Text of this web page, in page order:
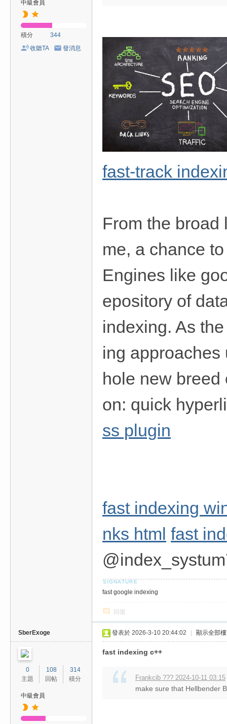
中級會員
積分
344
收聽TA
發消息
fast-track
From the broad
me, a chance
Engines like
epository of
indexing. As
ing approaches
hole new breed
on: quick
ss plugin
fast indexing
nks html fast
fast google indexing
回復
SberExoge
0
主題
108
回帖
314
積分
中級會員
發表於 2026-3-10 20:44:02 顯示全部
fast indexing c++
Frankcib ??? 2024-10-11 03:15
make sure that Hellbender